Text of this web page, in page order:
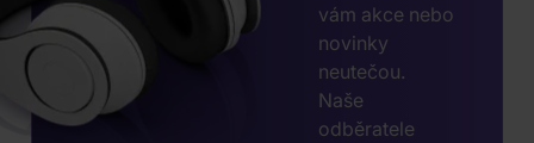
vám akce nebo
novinky
neutečou.
Naše
odběratele